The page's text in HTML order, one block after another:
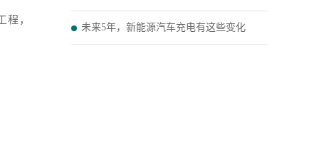
，
未来5年，新能源汽车充电有这些变化